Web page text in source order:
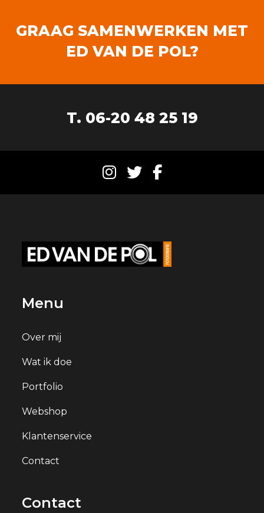
GRAAG SAMENWERKEN MET
ED VAN DE POL?
T. 06-20 48 25 19
Menu
Over mij
Wat ik doe
Portfolio
Webshop
Klantenservice
Contact
Contact